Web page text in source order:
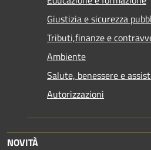
Giustizia e sicurezza
Tributi,finanze e
Ambiente
Salute, benessere e
Autorizzazioni
NOVITÀ